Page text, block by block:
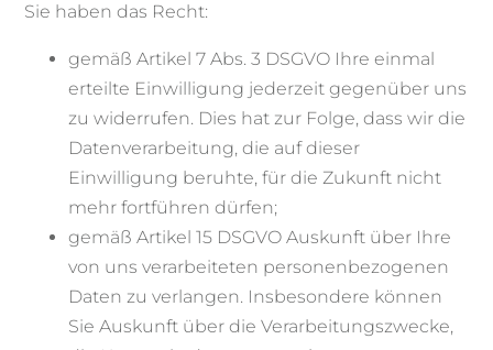
Sie haben das Recht:
gemäß Artikel 7 Abs. 3 DSGVO Ihre einmal
erteilte Einwilligung jederzeit gegenüber uns
zu widerrufen. Dies hat zur Folge, dass wir die
Datenverarbeitung, die auf dieser
Einwilligung beruhte, für die Zukunft nicht
mehr fortführen dürfen;
gemäß Artikel 15 DSGVO Auskunft über Ihre
von uns verarbeiteten personenbezogenen
Daten zu verlangen. Insbesondere können
Sie Auskunft über die Verarbeitungszwecke,